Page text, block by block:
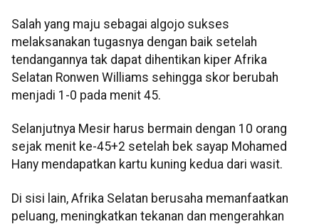
Salah yang maju sebagai algojo sukses
melaksanakan tugasnya dengan baik setelah
tendangannya tak dapat dihentikan kiper Afrika
Selatan Ronwen Williams sehingga skor berubah
menjadi 1-0 pada menit 45.
Selanjutnya Mesir harus bermain dengan 10 orang
sejak menit ke-45+2 setelah bek sayap Mohamed
Hany mendapatkan kartu kuning kedua dari wasit.
Di sisi lain, Afrika Selatan berusaha memanfaatkan
peluang, meningkatkan tekanan dan mengerahkan